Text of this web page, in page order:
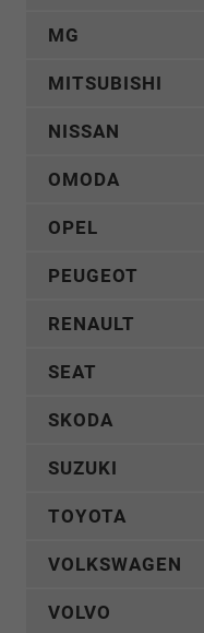
MG
MITSUBISHI
NISSAN
OMODA
OPEL
PEUGEOT
RENAULT
SEAT
SKODA
SUZUKI
TOYOTA
VOLKSWAGEN
VOLVO